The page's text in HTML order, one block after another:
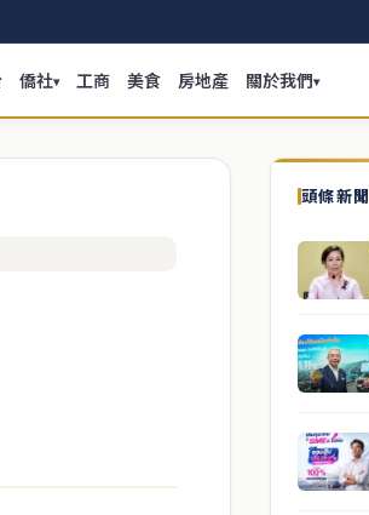
僑社▾ 工商 美食 房地產 關於我們▾
頭條新聞